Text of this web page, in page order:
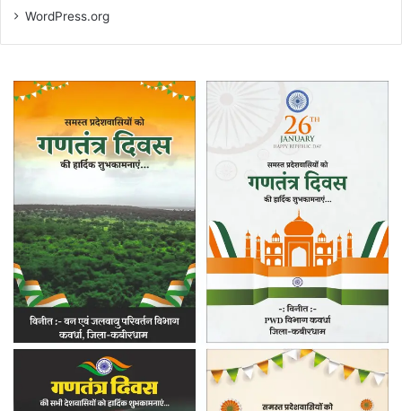
WordPress.org